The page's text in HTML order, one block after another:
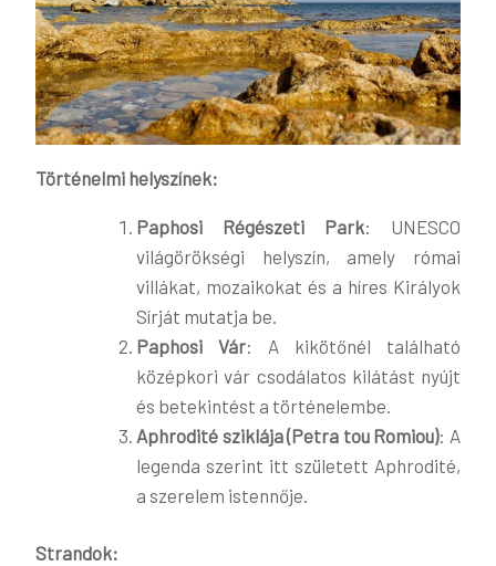
Történelmi helyszínek:
Paphosi Régészeti Park: UNESCO
világörökségi helyszín, amely római
villákat, mozaikokat és a híres Királyok
Sírját mutatja be​​.
Paphosi Vár: A kikötőnél található
középkori vár csodálatos kilátást nyújt
és betekintést a történelembe​​.
Aphrodité sziklája (Petra tou Romiou): A
legenda szerint itt született Aphrodité,
a szerelem istennője​.
Strandok: